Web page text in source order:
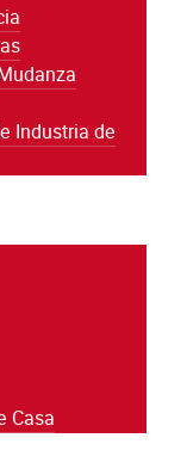
Industria de
Casa